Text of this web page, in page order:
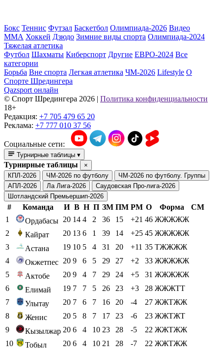
Бокс Теннис Футзал Баскетбол Олимпиада-2026 Видео
ММА Хоккей Дзюдо Зимние виды спорта Олимпиада-2024
Тяжелая атлетика
Футбол Шахматы Киберспорт Другие ЕВРО-2024 Все
категории
Борьба Вне спорта Легкая атлетика ЧМ-2026 Lifestyle О
Спорте Шредингера
Qazsport онлайн
© Cпорт Шредингера 2026 | Политика конфиденциальности
18+
Редакция: +7 705 479 65 20
Реклама: +7 777 010 37 56
Социальные сети:
Турнирные таблицы ▾
Турнирные таблицы
×
КПЛ-2026
ЧМ-2026 по футболу
ЧМ-2026 по футболу. Группы
АПЛ-2026
Ла Лига-2026
Саудовская Про-лига-2026
Шотландский Премьершип-2026
# Команда И В Н П ЗМ ПМ РМ О Форма
СМ
1
Ордабасы 20 14 4 2 36 15 +21 46 ЖЖЖЖЖ
2
Кайрат 20 13 6 1 39 14 +25 45 ЖЖЖЖЖ
3
Астана 19 10 5 4 31 20 +11 35 ТЖЖЖЖ
4
Окжетпес 20 9 6 5 29 27 +2 33 ЖЖЖЖЖ
5
Актобе 20 9 4 7 29 24 +5 31 ЖЖЖЖЖ
6
Елимай 19 7 7 5 26 23 +3 28 ЖЖЖТТ
7
Улытау 20 7 6 7 16 20 -4 27 ЖЖТЖЖ
8
Женис 20 5 8 7 17 23 -6 23 ЖЖТЖТ
9
Кызылжар 20 6 4 10 23 28 -5 22 ЖЖТЖЖ
10
Тобыл 20 6 4 10 21 28 -7 22 ЖЖТЖЖ